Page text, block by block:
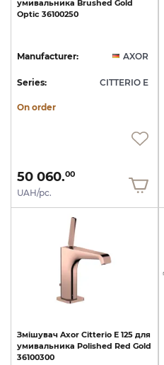
умивальника Brushed Gold
Optic 36100250
Manufacturer: AXOR
Series: CITTERIO E
On order
50 060.00
UAH/pc.
Змішувач Axor Citterio E 125 для
умивальника Polished Red Gold
36100300